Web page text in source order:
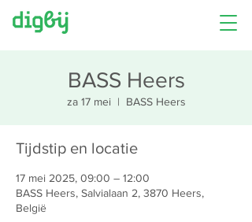
BASS Heers
za 17 mei
  |
BASS Heers
Tijdstip en locatie
17 mei 2025, 09:00 – 12:00
BASS Heers, Salvialaan 2, 3870 Heers,
België